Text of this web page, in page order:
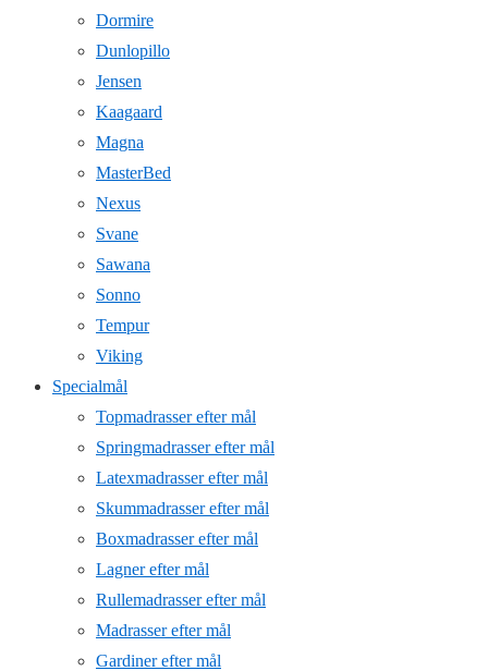
Dormire
Dunlopillo
Jensen
Kaagaard
Magna
MasterBed
Nexus
Svane
Sawana
Sonno
Tempur
Viking
Specialmål
Topmadrasser efter mål
Springmadrasser efter mål
Latexmadrasser efter mål
Skummadrasser efter mål
Boxmadrasser efter mål
Lagner efter mål
Rullemadrasser efter mål
Madrasser efter mål
Gardiner efter mål